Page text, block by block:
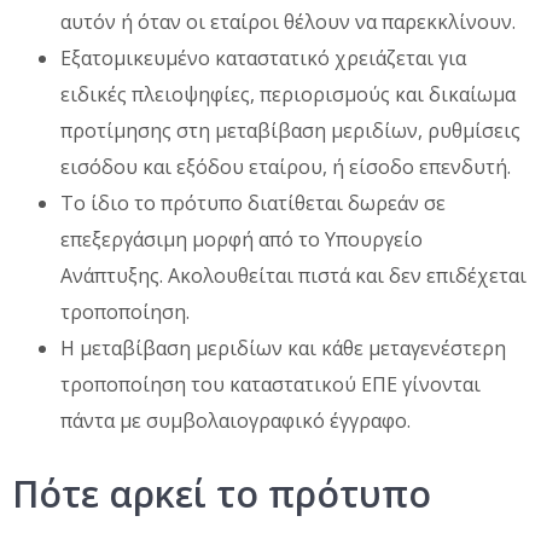
αυτόν ή όταν οι εταίροι θέλουν να παρεκκλίνουν.
Εξατομικευμένο καταστατικό χρειάζεται για
ειδικές πλειοψηφίες, περιορισμούς και δικαίωμα
προτίμησης στη μεταβίβαση μεριδίων, ρυθμίσεις
εισόδου και εξόδου εταίρου, ή είσοδο επενδυτή.
Το ίδιο το πρότυπο διατίθεται δωρεάν σε
επεξεργάσιμη μορφή από το Υπουργείο
Ανάπτυξης. Ακολουθείται πιστά και δεν επιδέχεται
τροποποίηση.
Η μεταβίβαση μεριδίων και κάθε μεταγενέστερη
τροποποίηση του καταστατικού ΕΠΕ γίνονται
πάντα με συμβολαιογραφικό έγγραφο.
Πότε αρκεί το πρότυπο